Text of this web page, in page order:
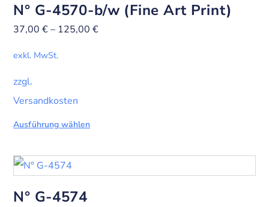
N° G-4570-b/w (Fine Art Print)
37,00€– 125,00€
exkl. MwSt.
zzgl.
Versandkosten
Ausführung wählen
N° G-4574